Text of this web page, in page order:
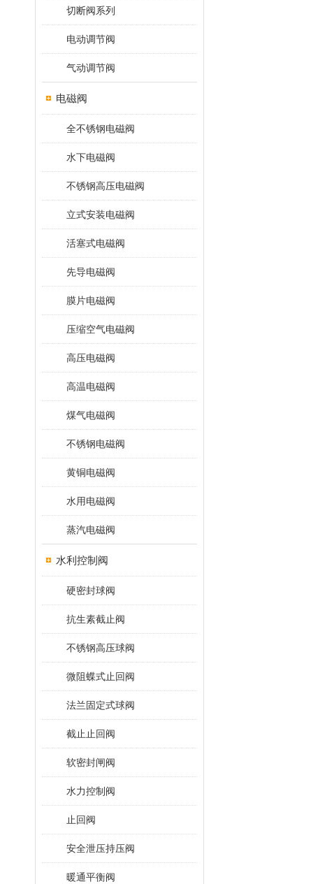
切断阀系列
电动调节阀
气动调节阀
电磁阀
全不锈钢电磁阀
水下电磁阀
不锈钢高压电磁阀
立式安装电磁阀
活塞式电磁阀
先导电磁阀
膜片电磁阀
压缩空气电磁阀
高压电磁阀
高温电磁阀
煤气电磁阀
不锈钢电磁阀
黄铜电磁阀
水用电磁阀
蒸汽电磁阀
水利控制阀
硬密封球阀
抗生素截止阀
不锈钢高压球阀
微阻蝶式止回阀
法兰固定式球阀
截止止回阀
软密封闸阀
水力控制阀
止回阀
安全泄压持压阀
暖通平衡阀